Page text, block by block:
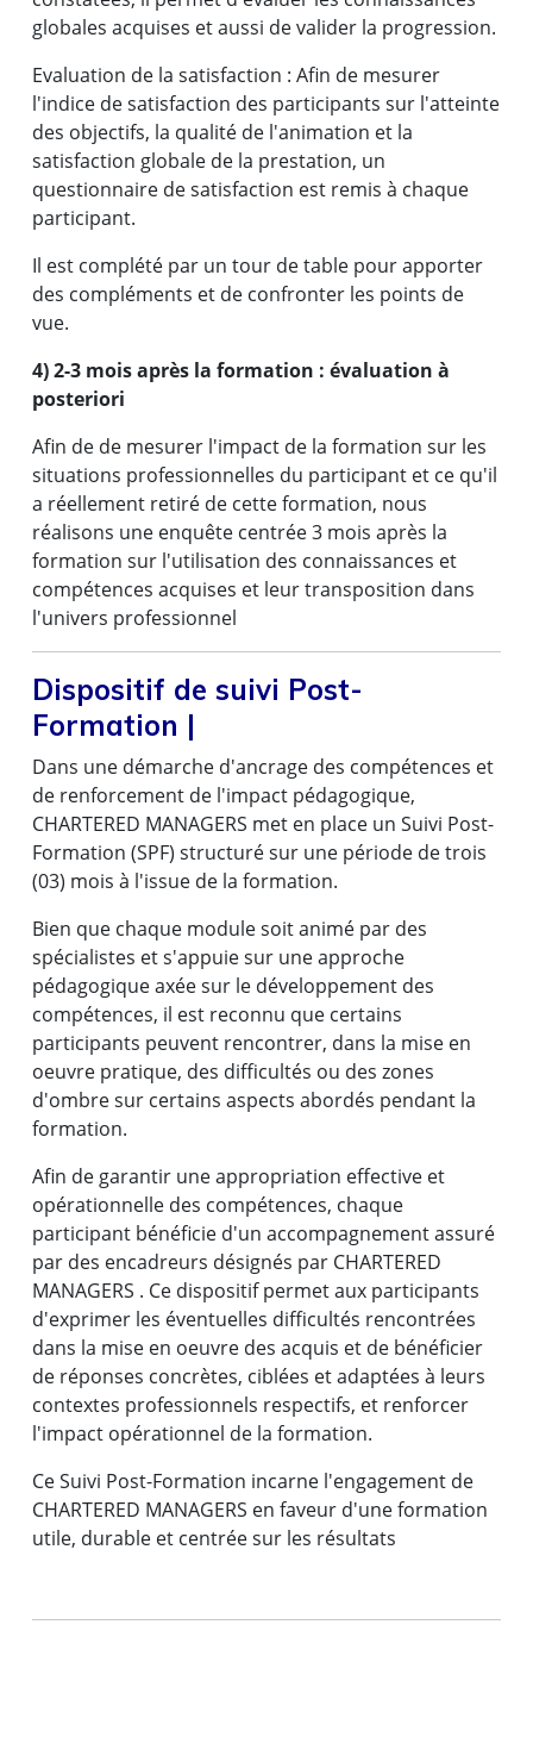
globales acquises et aussi de valider la progression.
Evaluation de la satisfaction : Afin de mesurer
l'indice de satisfaction des participants sur l'atteinte
des objectifs, la qualité de l'animation et la
satisfaction globale de la prestation, un
questionnaire de satisfaction est remis à chaque
participant.
Il est complété par un tour de table pour apporter
des compléments et de confronter les points de
vue.
4) 2-3 mois après la formation : évaluation à
posteriori
Afin de de mesurer l'impact de la formation sur les
situations professionnelles du participant et ce qu'il
a réellement retiré de cette formation, nous
réalisons une enquête centrée 3 mois après la
formation sur l'utilisation des connaissances et
compétences acquises et leur transposition dans
l'univers professionnel
Dispositif de suivi Post-
Formation |
Dans une démarche d'ancrage des compétences et
de renforcement de l'impact pédagogique,
CHARTERED MANAGERS met en place un Suivi Post-
Formation (SPF) structuré sur une période de trois
(03) mois à l'issue de la formation.
Bien que chaque module soit animé par des
spécialistes et s'appuie sur une approche
pédagogique axée sur le développement des
compétences, il est reconnu que certains
participants peuvent rencontrer, dans la mise en
oeuvre pratique, des difficultés ou des zones
d'ombre sur certains aspects abordés pendant la
formation.
Afin de garantir une appropriation effective et
opérationnelle des compétences, chaque
participant bénéficie d'un accompagnement assuré
par des encadreurs désignés par CHARTERED
MANAGERS . Ce dispositif permet aux participants
d'exprimer les éventuelles difficultés rencontrées
dans la mise en oeuvre des acquis et de bénéficier
de réponses concrètes, ciblées et adaptées à leurs
contextes professionnels respectifs, et renforcer
l'impact opérationnel de la formation.
Ce Suivi Post-Formation incarne l'engagement de
CHARTERED MANAGERS en faveur d'une formation
utile, durable et centrée sur les résultats
assemblées, avec la communication qui va
avec. J'espère que les prochaines formations
que j'aurai à suivre dans votre cabinet auront
le même niveau de technicité (Expertise,
maitrise du sujet par les intervenants) »
Mme Roseline Franche V. [LinkedIn]-
LEGAL, CLAIMS & UAC Manager,
MSC – Mediterranean Shipping Company
SA
M. J. François ENGODZO
Commissariat National aux Comptes, Congo
Voir la vidéo
M. Armel MOPITA
Commissariat National aux Comptes, Congo